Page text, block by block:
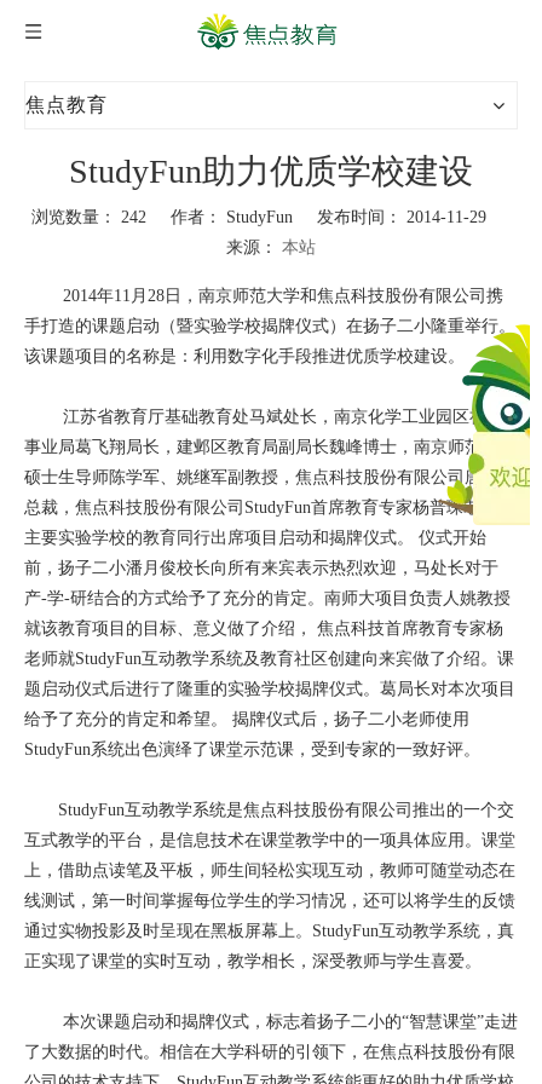
焦点教育
StudyFun助力优质学校建设
浏览数量： 242 作者： StudyFun 发布时间： 2014-11-29
来源： 本站
["wechat","weibo","qzone","douban","email"]
2014年11月28日，南京师范大学和焦点科技股份有限公司携
手打造的课题启动（暨实验学校揭牌仪式）在扬子二小隆重举行。
该课题项目的名称是：利用数字化手段推进优质学校建设。
江苏省教育厅基础教育处马斌处长，南京化学工业园区社会
事业局葛飞翔局长，建邺区教育局副局长魏峰博士，南京师范大学
硕士生导师陈学军、姚继军副教授，焦点科技股份有限公司唐焱副
总裁，焦点科技股份有限公司StudyFun首席教育专家杨普琛老师，
主要实验学校的教育同行出席项目启动和揭牌仪式。 仪式开始
前，扬子二小潘月俊校长向所有来宾表示热烈欢迎，马处长对于
产-学-研结合的方式给予了充分的肯定。南师大项目负责人姚教授
就该教育项目的目标、意义做了介绍， 焦点科技首席教育专家杨
老师就StudyFun互动教学系统及教育社区创建向来宾做了介绍。课
题启动仪式后进行了隆重的实验学校揭牌仪式。葛局长对本次项目
给予了充分的肯定和希望。 揭牌仪式后，扬子二小老师使用
StudyFun系统出色演绎了课堂示范课，受到专家的一致好评。
StudyFun互动教学系统是焦点科技股份有限公司推出的一个交
互式教学的平台，是信息技术在课堂教学中的一项具体应用。课堂
上，借助点读笔及平板，师生间轻松实现互动，教师可随堂动态在
线测试，第一时间掌握每位学生的学习情况，还可以将学生的反馈
通过实物投影及时呈现在黑板屏幕上。StudyFun互动教学系统，真
正实现了课堂的实时互动，教学相长，深受教师与学生喜爱。
本次课题启动和揭牌仪式，标志着扬子二小的“智慧课堂”走进
了大数据的时代。相信在大学科研的引领下，在焦点科技股份有限